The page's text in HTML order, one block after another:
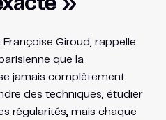
Giroud, rappelle
que la
jamais complètement
des techniques, étudier
régularités, mais chaque